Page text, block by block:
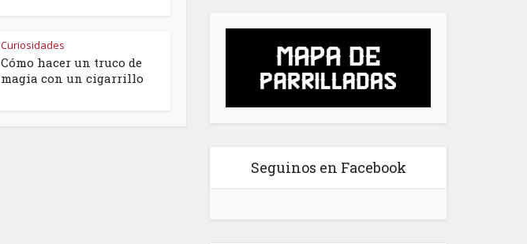
Curiosidades
Cómo hacer un truco de
magia con un cigarrillo
Seguinos en Facebook